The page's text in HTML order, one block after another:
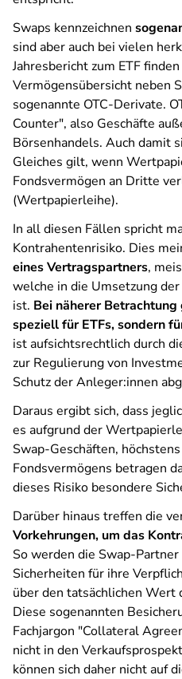
Swaps kennzeichnen
sind aber auch bei vielen
Jahresbericht zum ETF
Vermögensübersicht neben
sogenannte OTC-Derivate.
Counter", also Geschäfte
Börsenhandels. Auch damit
Gleiches gilt, wenn
Fondsvermögen an Dritte
(Wertpapierleihe).
In all diesen Fällen spricht
Kontrahentenrisiko. Dies
eines Vertragspartners,
welche in die Umsetzung
ist. Bei näherer
speziell für ETFs, sondern
ist aufsichtsrechtlich durch
zur Regulierung von
Schutz der Anleger:innen
Daraus ergibt sich, dass
es aufgrund der
Swap-Geschäften,
Fondsvermögens betragen
dieses Risiko besondere
Darüber hinaus treffen die
Vorkehrungen, um das
So werden die Swap-
Sicherheiten für ihre
über den tatsächlichen Wert
Diese sogenannten
Fachjargon "Collateral
nicht in den
können sich daher nicht auf